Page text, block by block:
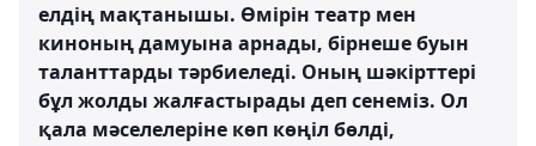
елдің мақтанышы. Өмірін театр мен
киноның дамуына арнады, бірнеше буын
таланттарды тәрбиеледі. Оның шәкірттері
бұл жолды жалғастырады деп сенеміз. Ол
қала мәселелеріне көп көңіл бөлді,